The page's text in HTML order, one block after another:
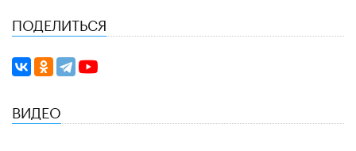
ПОДЕЛИТЬСЯ
ВИДЕО